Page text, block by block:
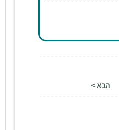
הבא >